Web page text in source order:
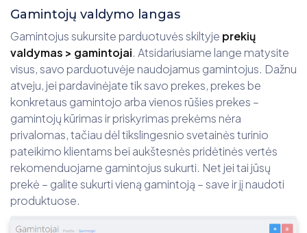
Gamintojų valdymo langas
Gamintojus sukursite parduotuvės skiltyje prekių
valdymas > gamintojai. Atsidariusiame lange matysite
visus, savo parduotuvėje naudojamus gamintojus. Dažnu
atveju, jei pardavinėjate tik savo prekes, prekes be
konkretaus gamintojo arba vienos rūšies prekes –
gamintojų kūrimas ir priskyrimas prekėms nėra
privalomas, tačiau dėl tikslingesnio svetainės turinio
pateikimo klientams bei aukštesnės pridėtinės vertės
rekomenduojame gamintojus sukurti. Net jei tai jūsų
prekė – galite sukurti vieną gamintoją – save ir jį naudoti
produktuose.